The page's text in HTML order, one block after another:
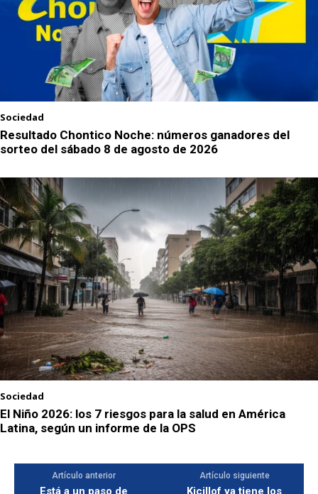
Sociedad
Resultado Chontico Noche: números ganadores del
sorteo del sábado 8 de agosto de 2026
Sociedad
El Niño 2026: los 7 riesgos para la salud en América
Latina, según un informe de la OPS
Artículo anterior
Está a un paso de
Artículo siguiente
Kicillof ya tiene los